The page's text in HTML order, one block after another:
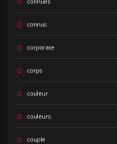
connus
corporate
corps
couleur
couleurs
couple